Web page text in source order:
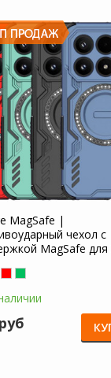
MagSafe |
чехол с
MagSafe для